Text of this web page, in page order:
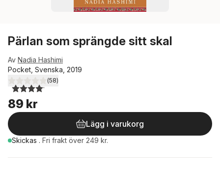
Pärlan som sprängde sitt skal
Av Nadia Hashimi
Pocket, Svenska, 2019
4,1utav 5 stjärnor. Totalt antal röster:
(58)
89 kr
Lägg i varukorg
Skickas . Fri frakt över 249 kr.